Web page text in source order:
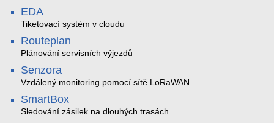
EDA
Tiketovací systém v cloudu
Routeplan
Plánování servisních výjezdů
Senzora
Vzdálený monitoring pomocí sítě LoRaWAN
SmartBox
Sledování zásilek na dlouhých trasách